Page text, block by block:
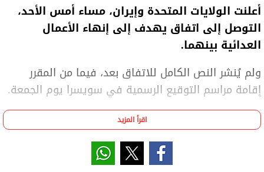
أعلنت الولايات المتحدة وإيران، مساء أمس الأحد،
التوصل إلى اتفاق يهدف إلى إنهاء الأعمال
العدائية بينهما.
ولم يُنشر النص الكامل للاتفاق بعد، فيما من المقرر
إقامة مراسم التوقيع الرسمية في سويسرا يوم الجمعة.
واستعرضت شبكة "سي إن إن" الإخبارية الأمريكية أبرز
التطورات في هذا الشأن:
اقرأ المزيد